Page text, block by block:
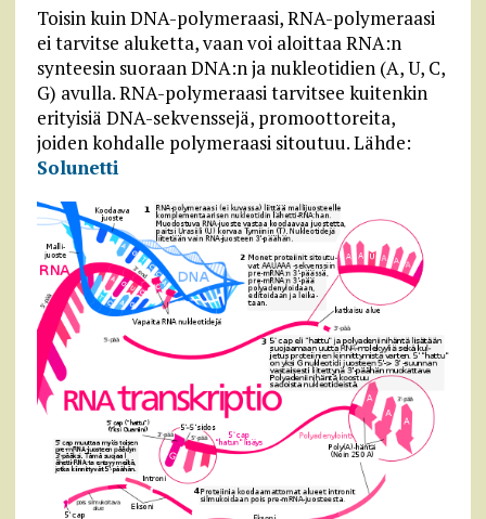
Toisin kuin DNA-polymeraasi, RNA-polymeraasi
ei tarvitse aluketta, vaan voi aloittaa RNA:n
synteesin suoraan DNA:n ja nukleotidien (A, U, C,
G) avulla. RNA-polymeraasi tarvitsee kuitenkin
erityisiä DNA-sekvenssejä, promoottoreita,
joiden kohdalle polymeraasi sitoutuu. Lähde:
Solunetti